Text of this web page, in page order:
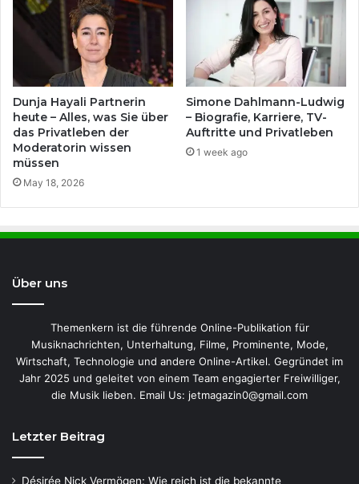
Dunja Hayali Partnerin
heute – Alles, was Sie über
das Privatleben der
Moderatorin wissen
müssen
May 18, 2026
Simone Dahlmann-Ludwig
– Biografie, Karriere, TV-
Auftritte und Privatleben
1 week ago
Über uns
Themenkern ist die führende Online-Publikation für
Musiknachrichten, Unterhaltung, Filme, Prominente, Mode,
Wirtschaft, Technologie und andere Online-Artikel. Gegründet im
Jahr 2025 und geleitet von einem Team engagierter Freiwilliger,
die Musik lieben. Email Us: jetmagazin0@gmail.com
Letzter Beitrag
Désirée Nick Vermögen: Wie reich ist die bekannte